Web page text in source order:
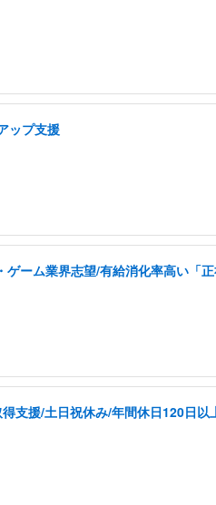
ップ支援
ーム業界志望/有給消化率高い「
支援/土日祝休み/年間休日120日以